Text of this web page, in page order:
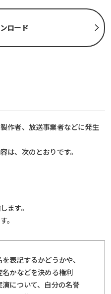
ロード
作者、放送事業者などに発生
は、次のとおりです。
ます。
。
表記するかどうかや、
かなどを決める権利
について、自分の名誉